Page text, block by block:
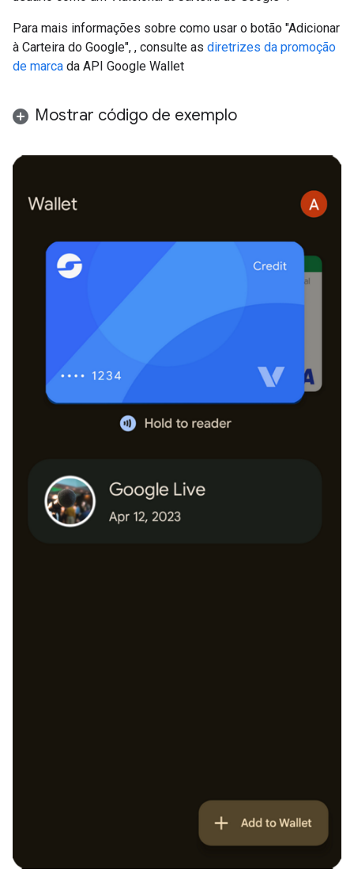
Para mais informações sobre como usar o botão "Adicionar
à Carteira do Google", , consulte as diretrizes da promoção
de marca da API Google Wallet
Mostrar código de exemplo